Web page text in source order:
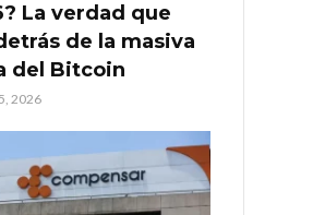
La verdad que
de la masiva
del Bitcoin
2026